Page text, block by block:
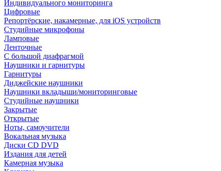
Индивидуального мониторинга
Цифровые
Репортёрские, накамерные, для iOS устройств
Студийные микрофоны
Ламповые
Ленточные
С большой диафрагмой
Наушники и гарнитуры
Гарнитуры
Диджейские наушники
Наушники вкладыши/мониторинговые
Студийные наушники
Закрытые
Открытые
Ноты, самоучители
Вокальная музыка
Диски CD DVD
Издания для детей
Камерная музыка